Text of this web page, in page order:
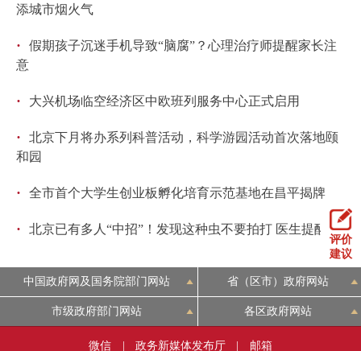
添城市烟火气
·
假期孩子沉迷手机导致“脑腐”？心理治疗师提醒家长注
意
· 大兴机场临空经济区中欧班列服务中心正式启用
·
北京下月将办系列科普活动，科学游园活动首次落地颐
和园
· 全市首个大学生创业板孵化培育示范基地在昌平揭牌
· 北京已有多人“中招”！发现这种虫不要拍打 医生提醒
评价
建议
中国政府网及国务院部门网站 省（区市）政府网站
市级政府部门网站 各区政府网站
微信 政务新媒体发布厅 邮箱